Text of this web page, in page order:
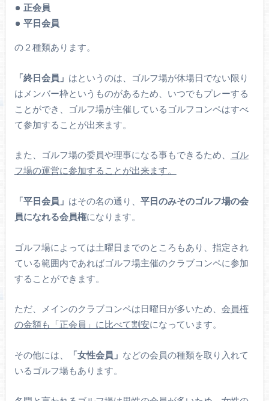
正会員
平日会員
の２種類あります。
「終日会員」 はというのは、ゴルフ場が休場日でない限り
はメンバー枠というものがあるため、いつでもプレーする
ことができ、ゴルフ場が主催しているゴルフコンペはすべ
て参加することが出来ます。
また、ゴルフ場の委員や理事になる事もできるため、
ゴル
フ場の運営に参加することが出来ます。
「平日会員」 はその名の通り、 平日のみそのゴルフ場の会
員になれる会員権になります。
ゴルフ場によっては土曜日までのところもあり、指定され
ている範囲内であればゴルフ場主催のクラブコンペに参加
することができます。
ただ、メインのクラブコンペは日曜日が多いため、 会員権
の金額も「正会員」に比べて割安になっています。
その他には、 「女性会員」 などの会員の種類を取り入れて
いるゴルフ場もあります。